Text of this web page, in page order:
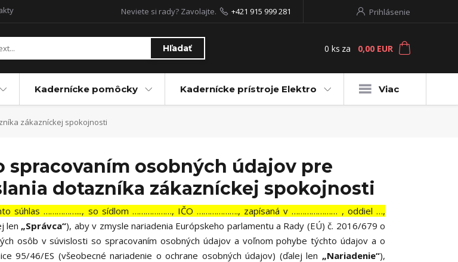
Prihlásenie
Hľadať
Neviete si rady? Zavolajte. +421 915 999 281
0 ks za 0,00 EUR
Kadernícke pomôcky Kadernícke prístroje Elektro Viac
zákazníckej spokojnosti
spracovaním osobných údajov pre
dotazníka zákazníckej spokojnosti
súhlas ……………..., so sídlom ………………, IČO ………………., zapísaná v ………………… , oddiel …,
len „Správca“), aby v zmysle nariadenia Európskeho parlamentu a Rady (EÚ) č. 2016/679 o
osôb v súvislosti so spracovaním osobných údajov a voľnom pohybe týchto údajov a o
95/46/ES (všeobecné nariadenie o ochrane osobných údajov) (ďalej len „Nariadenie“),